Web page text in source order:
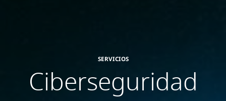
SERVICIOS
Ciberseguridad